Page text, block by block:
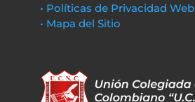
• Políticas de Privacidad Web
• Mapa del Sitio